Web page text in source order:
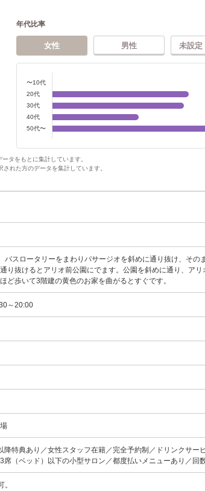
年代比率
女性 男性 未設定
〜10代
20代
30代
40代
50代〜
タをもとに集計しています。
れた方のデータを集計しています。
バスロータリーをまわりパサージオを斜めに通り抜け、その
り抜けるとアリオ前公園にでます。公園を斜めに通り、アリ
ど歩いて3階建の黄色のお家を曲がるとすぐです。
～20:00
特典あり／女性スタッフ在籍／完全予約制／ドリンクサー
席（ベッド）以下の小型サロン／都度払いメニューあり／回